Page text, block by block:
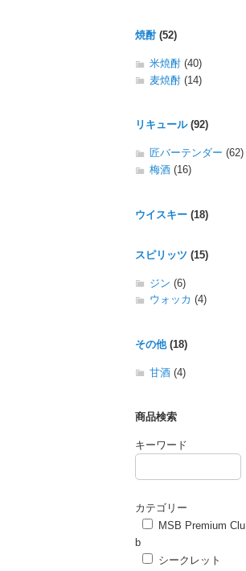
焼酎(52)
米焼酎 (40)
麦焼酎 (14)
リキュール(92)
匠バーテンダー (62)
梅酒 (16)
ウイスキー (18)
スピリッツ (15)
ジン (6)
ウォッカ (4)
その他(18)
甘酒 (4)
商品検索
キーワード
カテゴリー
MSB Premium Clu
b
シークレット